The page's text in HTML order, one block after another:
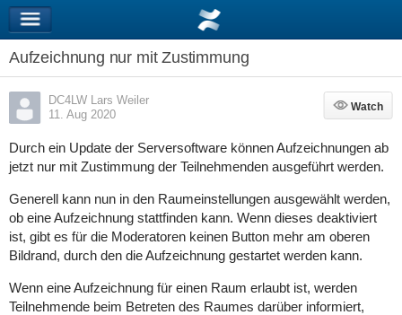
Aufzeichnung nur mit Zustimmung
DC4LW Lars Weiler
11. Aug 2020
Watch
Watch
Durch ein Update der Serversoftware können Aufzeichnungen ab
jetzt nur mit Zustimmung der Teilnehmenden ausgeführt werden.
Generell kann nun in den Raumeinstellungen ausgewählt werden,
ob eine Aufzeichnung stattfinden kann. Wenn dieses deaktiviert
ist, gibt es für die Moderatoren keinen Button mehr am oberen
Bildrand, durch den die Aufzeichnung gestartet werden kann.
Wenn eine Aufzeichnung für einen Raum erlaubt ist, werden
Teilnehmende beim Betreten des Raumes darüber informiert,